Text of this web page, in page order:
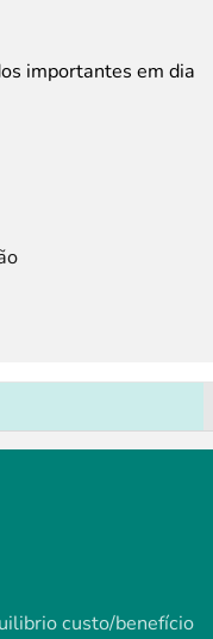
importantes em dia
custo/benefício